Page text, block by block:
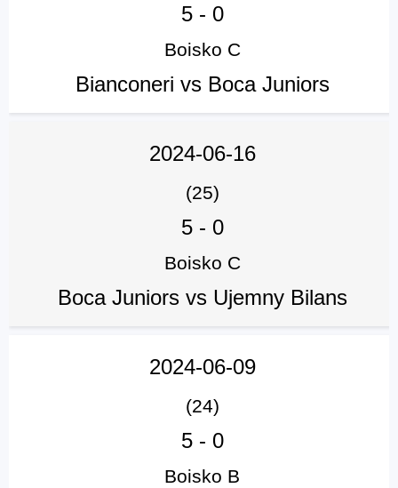
5- 0
Boisko C
Bianconeri vs Boca Juniors
2024-06-16
(25)
5- 0
Boisko C
Boca Juniors vs Ujemny Bilans
2024-06-09
(24)
5- 0
Boisko B